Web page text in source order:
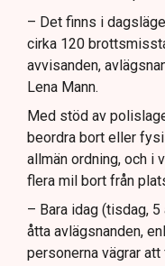
– Det finns i
cirka 120
avvisanden,
Lena Mann.
Med stöd av
beordra bort eller
allmän ordning, och i
flera mil bort från
– Bara idag (tisdag,
åtta avlägsnanden,
personerna vägrar